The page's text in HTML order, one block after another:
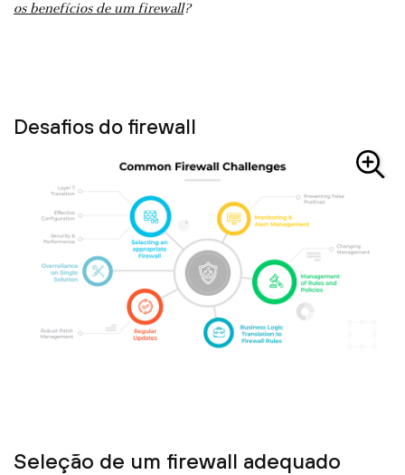
os benefícios de um firewall?
Desafios do firewall
Seleção de um firewall adequado